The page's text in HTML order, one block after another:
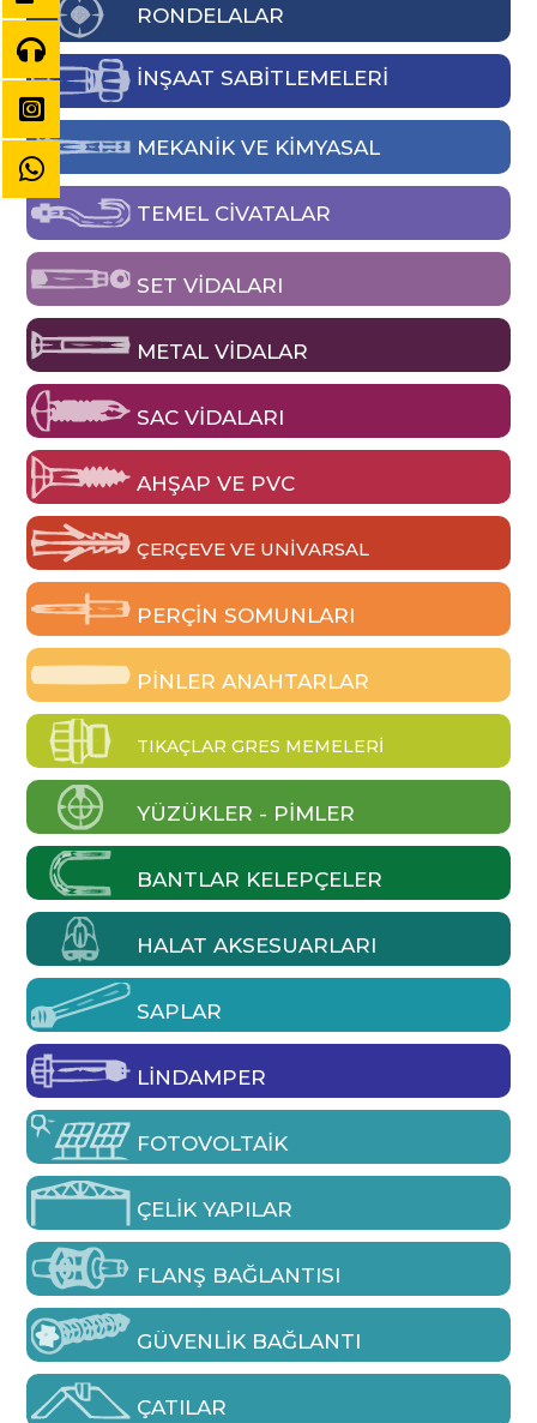
RONDELALAR
İNŞAAT SABİTLEMELERİ
MEKANIK VE KIMYASAL
TEMEL CIVATALAR
SET VIDALARI
METAL VIDALAR
SAC VIDALARI
AHŞAP VE PVC
ÇERÇEVE VE UNIVARSAL
PERÇIN SOMUNLARI
PINLER ANAHTARLAR
TIKAÇLAR GRES MEMELERI
YÜZÜKLER - PIMLER
BANTLAR KELEPÇELER
HALAT AKSESUARLARI
SAPLAR
LINDAMPER
FOTOVOLTAIK
ÇELIK YAPILAR
FLANŞ BAĞLANTISI
GÜVENLIK BAĞLANTI
ÇATILAR